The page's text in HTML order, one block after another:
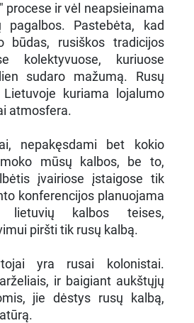
procese ir vėl neapsieinama
pagalbos. Pastebėta, kad
būdas, rusiškos tradicijos
kolektyvuose, kuriuose
sudaro mažumą. Rusų
kuriama lojalumo
atmosfera.
nepakęsdami bet kokio
mūsų kalbos, be to,
įvairiose įstaigose tik
konferencijos planuojama
lietuvių kalbos teises,
piršti tik rusų kalbą.
yra rusai kolonistai.
ir baigiant aukštųjų
jie dėstys rusų kalbą,